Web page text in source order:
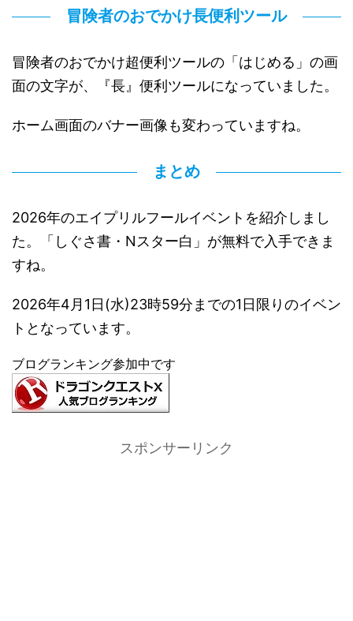
冒険者のおでかけ長便利ツール
冒険者のおでかけ超便利ツールの「はじめる」の画
面の文字が、『長』便利ツールになっていました。
ホーム画面のバナー画像も変わっていますね。
まとめ
2026年のエイプリルフールイベントを紹介しまし
た。「しぐさ書・Nスター白」が無料で入手できま
すね。
2026年4月1日(水)23時59分までの1日限りのイベン
トとなっています。
ブログランキング参加中です
スポンサーリンク